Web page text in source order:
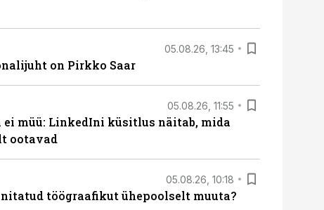
05.08.26, 13:45
on Pirkko Saar
05.08.26, 11:55
ei müü: LinkedIni küsitlus näitab, mida
ootavad
05.08.26, 10:18
töögraafikut ühepoolselt muuta?